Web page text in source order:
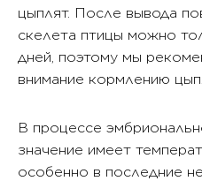
цыплят. После вывода
скелета птицы можно
дней, поэтому мы
внимание кормлению
В процессе
значение имеет
особенно в последние